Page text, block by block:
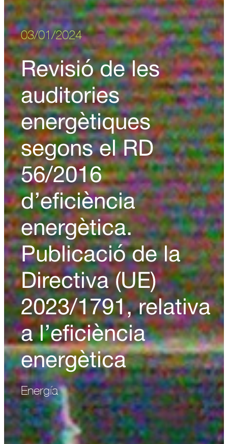
03/01/2024
Revisió de les
auditories
energètiques
segons el RD
56/2016
d’eficiència
energètica.
Publicació de la
Directiva (UE)
2023/1791, relativa
a l’eficiència
energètica
Energía